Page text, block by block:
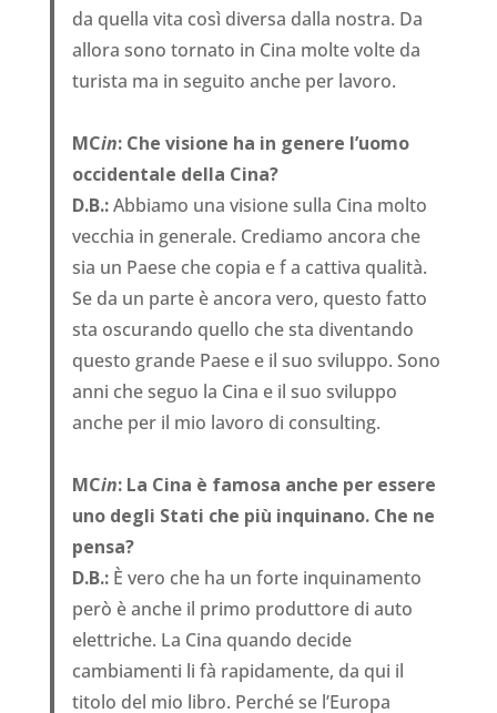
da quella vita così diversa dalla nostra. Da
allora sono tornato in Cina molte volte da
turista ma in seguito anche per lavoro.
MCin: Che visione ha in genere l’uomo
occidentale della Cina?
D.B.:Abbiamo una visione sulla Cina molto
vecchia in generale. Crediamo ancora che
sia un Paese che copia e f a cattiva qualità.
Se da un parte è ancora vero, questo fatto
sta oscurando quello che sta diventando
questo grande Paese e il suo sviluppo. Sono
anni che seguo la Cina e il suo sviluppo
anche per il mio lavoro di consulting.
MCin: La Cina è famosa anche per essere
uno degli Stati che più inquinano. Che ne
pensa?
D.B.:È vero che ha un forte inquinamento
però è anche il primo produttore di auto
elettriche. La Cina quando decide
cambiamenti li fà rapidamente, da qui il
titolo del mio libro. Perché se l’Europa